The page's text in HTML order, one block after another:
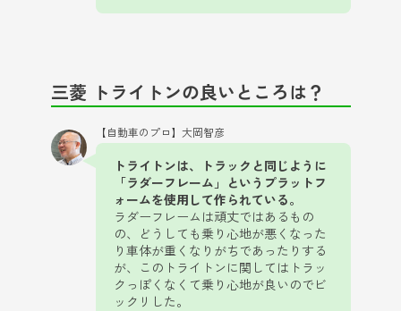
三菱 トライトンの良いところは？
【自動車のプロ】大岡智彦
トライトンは、トラックと同じように
「ラダーフレーム」というプラットフ
ォームを使用して作られている。
ラダーフレームは頑丈ではあるもの
の、どうしても乗り心地が悪くなった
り車体が重くなりがちであったりする
が、このトライトンに関してはトラッ
クっぽくなくて乗り心地が良いのでビ
ックリした。